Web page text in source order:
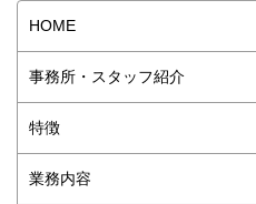
HOME
事務所・スタッフ紹介
特徴
業務内容